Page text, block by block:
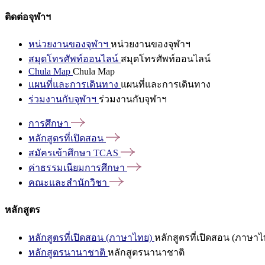
ติดต่อจุฬาฯ
หน่วยงานของจุฬาฯ หน่วยงานของจุฬาฯ
สมุดโทรศัพท์ออนไลน์ สมุดโทรศัพท์ออนไลน์
Chula Map Chula Map
แผนที่และการเดินทาง แผนที่และการเดินทาง
ร่วมงานกับจุฬาฯ ร่วมงานกับจุฬาฯ
การศึกษา
หลักสูตรที่เปิดสอน
สมัครเข้าศึกษา TCAS
ค่าธรรมเนียมการศึกษา
คณะและสำนักวิชา
หลักสูตร
หลักสูตรที่เปิดสอน (ภาษาไทย) หลักสูตรที่เปิดสอน (ภาษาไ
หลักสูตรนานาชาติ หลักสูตรนานาชาติ